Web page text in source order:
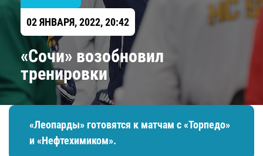
02 ЯНВАРЯ, 2022, 20:42
«Сочи» возобновил
тренировки
«Леопарды» готовятся к матчам с «Торпедо»
и «Нефтехимиком».